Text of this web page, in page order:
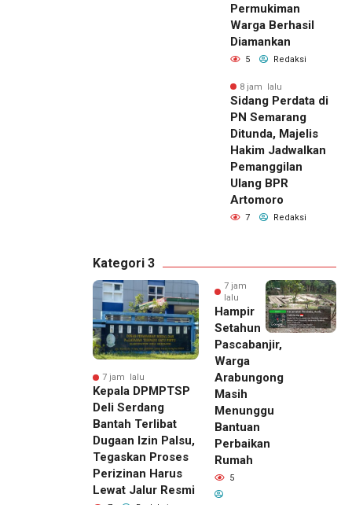
Permukiman
Warga Berhasil
Diamankan
5 Redaksi
8 jam lalu
Sidang Perdata di
PN Semarang
Ditunda, Majelis
Hakim Jadwalkan
Pemanggilan
Ulang BPR
Artomoro
7 Redaksi
Kategori 3
7 jam lalu
Kepala DPMPTSP
Deli Serdang
Bantah Terlibat
Dugaan Izin Palsu,
Tegaskan Proses
Perizinan Harus
Lewat Jalur Resmi
7 jam
lalu
Hampir
Setahun
Pascabanjir,
Warga
Arabungong
Masih
Menunggu
Bantuan
Perbaikan
Rumah
5